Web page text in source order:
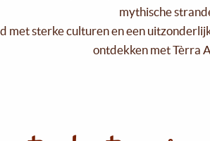
mythische
met sterke culturen en een
ontdekken met Tèrra